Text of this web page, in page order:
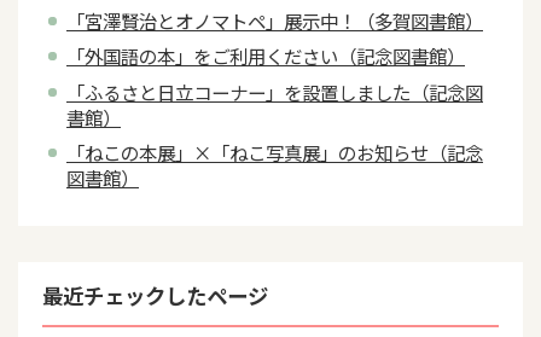
「宮澤賢治とオノマトペ」展示中！（多賀図書館）
「外国語の本」をご利用ください（記念図書館）
「ふるさと日立コーナー」を設置しました（記念図
書館）
「ねこの本展」×「ねこ写真展」のお知らせ（記念
図書館）
最近チェックしたページ